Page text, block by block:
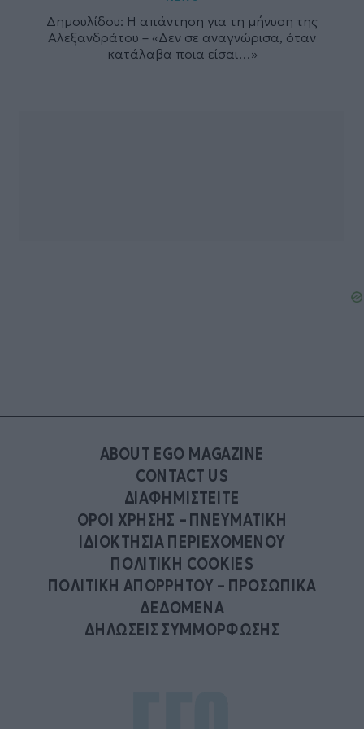
Δημουλίδου: Η απάντηση για τη μήνυση της
Αλεξανδράτου – «Δεν σε αναγνώρισα, όταν
κατάλαβα ποια είσαι…»
ABOUT EGO MAGAZINE
CONTACT US
ΔΙΑΦΗΜΙΣΤΕΙΤΕ
ΟΡΟΙ ΧΡΗΣΗΣ – ΠΝΕΥΜΑΤΙΚΗ
ΙΔΙΟΚΤΗΣΙΑ ΠΕΡΙΕΧΟΜΕΝΟΥ
ΠΟΛΙΤΙΚΗ COOKIES
ΠΟΛΙΤΙΚΗ ΑΠΟΡΡΗΤΟΥ – ΠΡΟΣΩΠΙΚΑ
ΔΕΔΟΜΕΝΑ
ΔΗΛΩΣΕΙΣ ΣΥΜΜΟΡΦΩΣΗΣ